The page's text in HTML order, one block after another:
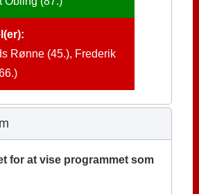
Rønne (45.), Frederik
for at vise programmet som